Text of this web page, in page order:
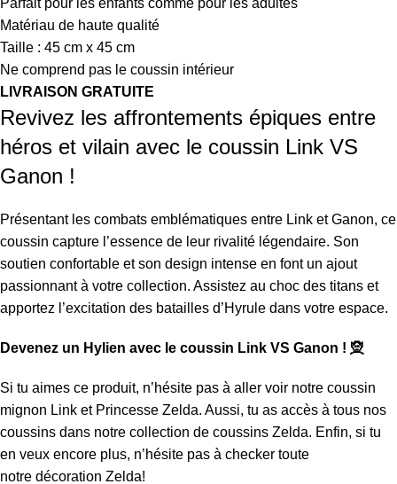
Matériau de haute qualité
Taille : 45 cm x 45 cm
Ne comprend pas le coussin intérieur
LIVRAISON GRATUITE
Revivez les affrontements épiques entre
héros et vilain avec le coussin Link VS
Ganon !
Présentant les combats emblématiques entre Link et Ganon, ce
coussin capture l’essence de leur rivalité légendaire. Son
soutien confortable et son design intense en font un ajout
passionnant à votre collection. Assistez au choc des titans et
apportez l’excitation des batailles d’Hyrule dans votre espace.
Devenez un Hylien avec le coussin Link VS Ganon ! 🧝
Si tu aimes ce produit, n’hésite pas à aller voir notre coussin
mignon Link et Princesse Zelda. Aussi, tu as accès à tous nos
coussins dans notre collection de coussins Zelda. Enfin, si tu
en veux encore plus, n’hésite pas à checker toute
notre décoration Zelda!